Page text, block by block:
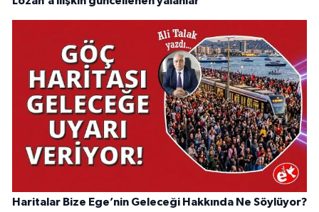
Haritalar Bize Ege’nin Geleceği Hakkında Ne Söylüyor?